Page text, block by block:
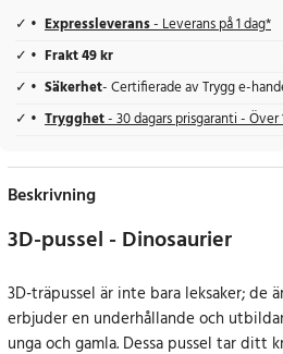
Expressleverans- Leverans på 1 dag*
Frakt 49 kr
Säkerhet- Certifierade av Trygg e-
Trygghet- 30 dagars prisgaranti -
Beskrivning
3D-pussel - Dinosaurier
3D-träpussel är inte bara leksaker; de
erbjuder en underhållande och
unga och gamla. Dessa pussel tar ditt